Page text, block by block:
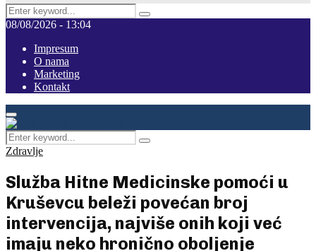
Search
for:
Pretraga
08/08/2026 - 13:04
Impresum
O nama
Marketing
Kontakt
Facebook
Instagram
Youtube
Primary
Menu
Search
for:
Pretraga
Zdravlje
Služba Hitne Medicinske pomoći u
Kruševcu beleži povećan broj
intervencija, najviše onih koji već
imaju neko hronično oboljenje